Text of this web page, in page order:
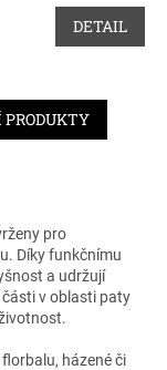
DETAIL
pro
Díky funkčnímu
a udržují
části v oblasti paty
házené či